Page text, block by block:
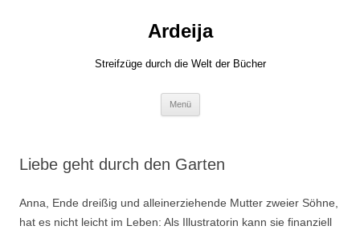
Ardeija
Streifzüge durch die Welt der Bücher
Menü
Liebe geht durch den Garten
Anna, Ende dreißig und alleinerziehende Mutter zweier Söhne,
hat es nicht leicht im Leben: Als Illustratorin kann sie finanziell